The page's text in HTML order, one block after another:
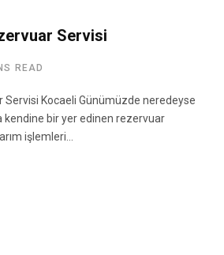
Servisi
READ
Servisi Kocaeli Günümüzde neredeyse
kendine bir yer edinen rezervuar
işlemleri…